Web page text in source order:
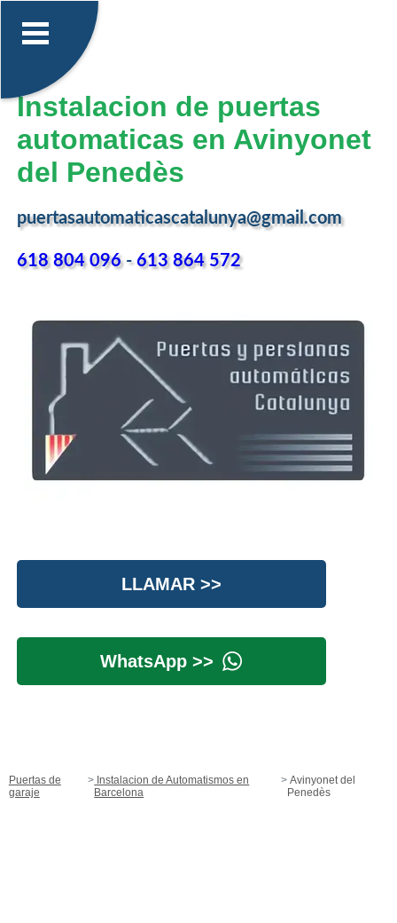
Instalacion de puertas
automaticas en Avinyonet
del Penedès
puertasautomaticascatalunya@gmail.com
618 804 096-613 864 572
LLAMAR >>
WhatsApp >>
Puertas de
garaje
Instalacion de Automatismos en
Barcelona
Avinyonet del
Penedès